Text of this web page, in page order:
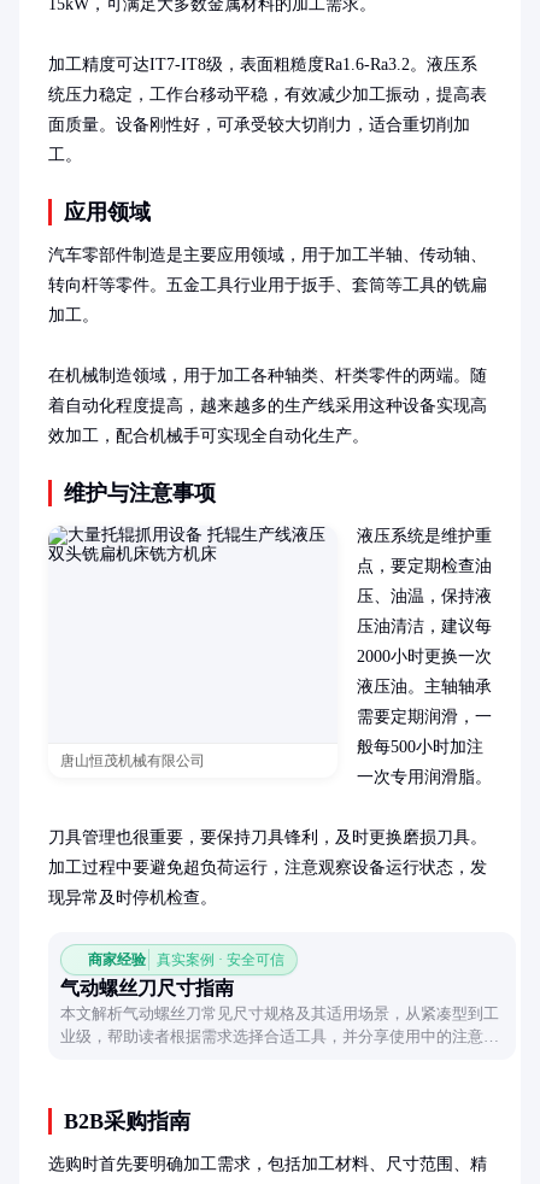
15kW，可满足大多数金属材料的加工需求。
加工精度可达IT7-IT8级，表面粗糙度Ra1.6-Ra3.2。液压系
统压力稳定，工作台移动平稳，有效减少加工振动，提高表
面质量。设备刚性好，可承受较大切削力，适合重切削加
工。
应用领域
汽车零部件制造是主要应用领域，用于加工半轴、传动轴、
转向杆等零件。五金工具行业用于扳手、套筒等工具的铣扁
加工。
在机械制造领域，用于加工各种轴类、杆类零件的两端。随
着自动化程度提高，越来越多的生产线采用这种设备实现高
效加工，配合机械手可实现全自动化生产。
维护与注意事项
唐山恒茂机械有限公司
液压系统是维护重
点，要定期检查油
压、油温，保持液
压油清洁，建议每
2000小时更换一次
液压油。主轴轴承
需要定期润滑，一
般每500小时加注
一次专用润滑脂。
刀具管理也很重要，要保持刀具锋利，及时更换磨损刀具。
加工过程中要避免超负荷运行，注意观察设备运行状态，发
现异常及时停机检查。
商家经验 真实案例 · 安全可信
气动螺丝刀尺寸指南
本文解析气动螺丝刀常见尺寸规格及其适用场景，从紧凑型到工
业级，帮助读者根据需求选择合适工具，并分享使用中的注意事
B2B采购指南
选购时首先要明确加工需求，包括加工材料、尺寸范围、精